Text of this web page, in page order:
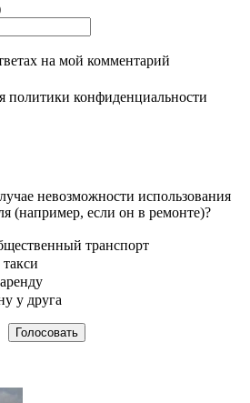
на мой комментарий
политики конфиденциальности
невозможности использования
(например, если он в ремонте)?
транспорт
у друга